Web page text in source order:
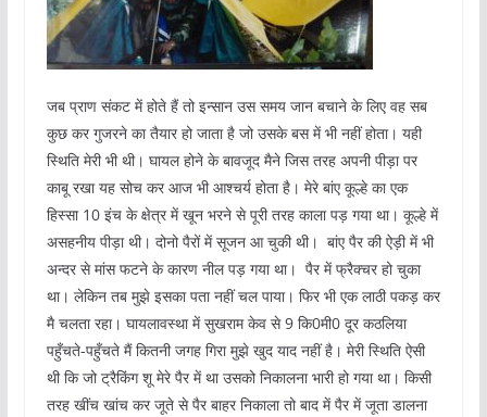
जब प्राण संकट में होते हैं तो इन्सान उस समय जान बचाने के लिए वह सब
कुछ कर गुजरने का तैयार हो जाता है जो उसके बस में भी नहीं होता। यही
स्थिति मेरी भी थी। घायल होने के बावजूद मैने जिस तरह अपनी पीड़ा पर
काबू रखा यह सोच कर आज भी आश्चर्य होता है। मेरे बांए कूल्हे का एक
हिस्सा 10 इंच के क्षेत्र में खून भरने से पूरी तरह काला पड़ गया था। कूल्हे में
असहनीय पीड़ा थी। दोनो पैरों में सूजन आ चुकी थी। बांए पैर की ऐड़ी में भी
अन्दर से मांस फटने के कारण नील पड़ गया था। पैर में फ्रैक्‍चर हो चुका
था। लेकिन तब मुझे इसका पता नहीं चल पाया। फिर भी एक लाठी पकड़ कर
मै चलता रहा। घायलावस्था में सुखराम केव से 9 कि0मी0 दूर कठलिया
पहुँचते-पहुँचते मैं कितनी जगह गिरा मुझे खुद याद नहीं है। मेरी स्थिति ऐसी
थी कि जो ट्रैकिंग शू मेरे पैर में था उसको निकालना भारी हो गया था। किसी
तरह खींच खांच कर जूते से पैर बाहर निकाला तो बाद में पैर में जूता डालना